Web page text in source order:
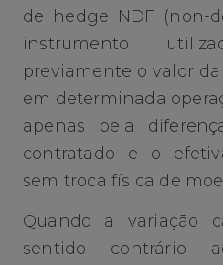
de hedge NDF (non-
instrumento
previamente o valor
em determinada
apenas pela
contratado e o
sem troca física de
Quando a variação
sentido contrário